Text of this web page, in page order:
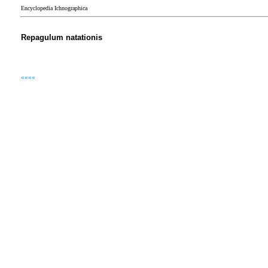
Encyclopedia Ichnographica
Repagulum natationis
««««